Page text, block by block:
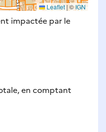
Leaflet |©IGN
impactée par le
en comptant